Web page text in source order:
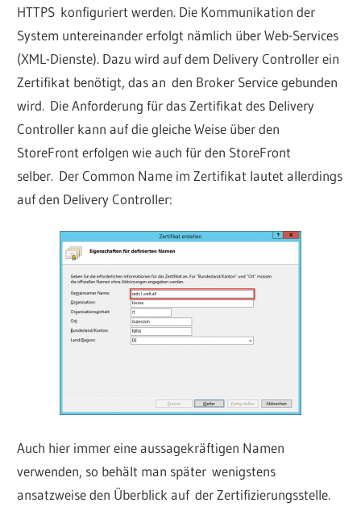
HTTPS konfiguriert werden. Die Kommunikation der
System untereinander erfolgt nämlich über Web-Services
(XML-Dienste). Dazu wird auf dem Delivery Controller ein
Zertifikat benötigt, das an den Broker Service gebunden
wird. Die Anforderung für das Zertifikat des Delivery
Controller kann auf die gleiche Weise über den
StoreFront erfolgen wie auch für den StoreFront
selber. Der Common Name im Zertifikat lautet allerdings
auf den Delivery Controller:
Auch hier immer eine aussagekräftigen Namen
verwenden, so behält man später wenigstens
ansatzweise den Überblick auf der Zertifizierungsstelle.